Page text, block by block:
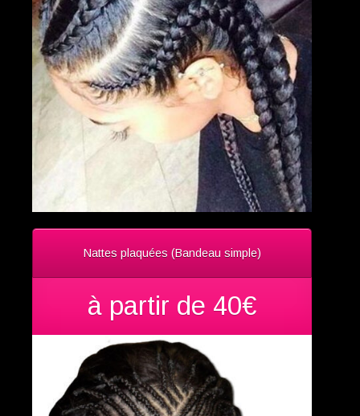
Nattes plaquées (Bandeau simple)
à partir de 40€